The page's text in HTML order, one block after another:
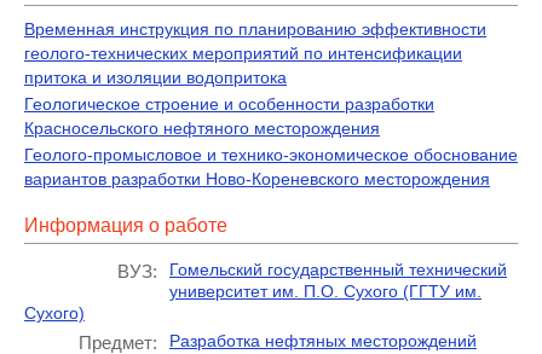
Временная инструкция по планированию эффективности
геолого-технических мероприятий по интенсификации
притока и изоляции водопритока
Геологическое строение и особенности разработки
Красносельского нефтяного месторождения
Геолого-промысловое и технико-экономическое обоснование
вариантов разработки Ново-Кореневского месторождения
Информация о работе
ВУЗ:
Гомельский государственный технический
университет им. П.О. Сухого (ГГТУ им.
Сухого)
Предмет: Разработка нефтяных месторождений